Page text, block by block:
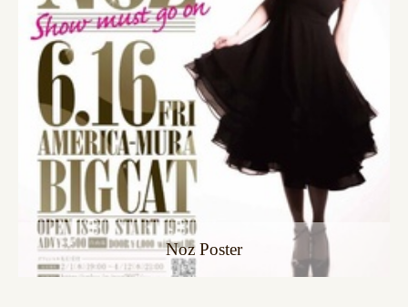
Noz Poster